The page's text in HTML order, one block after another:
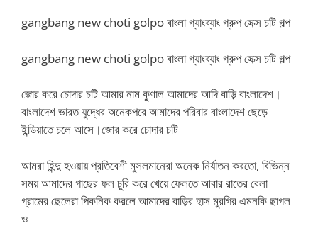
gangbang new choti golpo বাংলা গ্যাংব্যাং গ্রুপ সেক্স চটি গল্প
gangbang new choti golpo বাংলা গ্যাংব্যাং গ্রুপ সেক্স চটি গল্প
জোর করে চোদার চটি আমার নাম কুণাল আমাদের আদি বাড়ি বাংলাদেশ।
বাংলাদেশ ভারত যুদ্ধের অনেকপরে আমাদের পরিবার বাংলাদেশ ছেড়ে
ইন্ডিয়াতে চলে আসে।জোর করে চোদার চটি
আমরা হিন্দু হওয়ায় প্রতিবেশী মুসলমানেরা অনেক নির্যাতন করতো, বিভিন্ন
সময় আমাদের গাছের ফল চুরি করে খেয়ে ফেলতে আবার রাতের বেলা
গ্রামের ছেলেরা পিকনিক করলে আমাদের বাড়ির হাস মুরগির এমনকি ছাগল
ও